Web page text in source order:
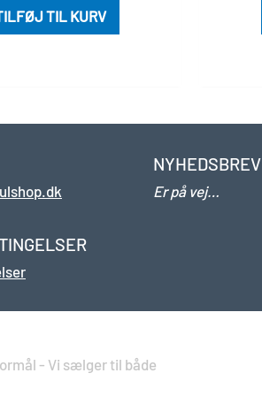
TIL KURV
NYHEDSBREV
Er på vej…
- Vi sælger til både